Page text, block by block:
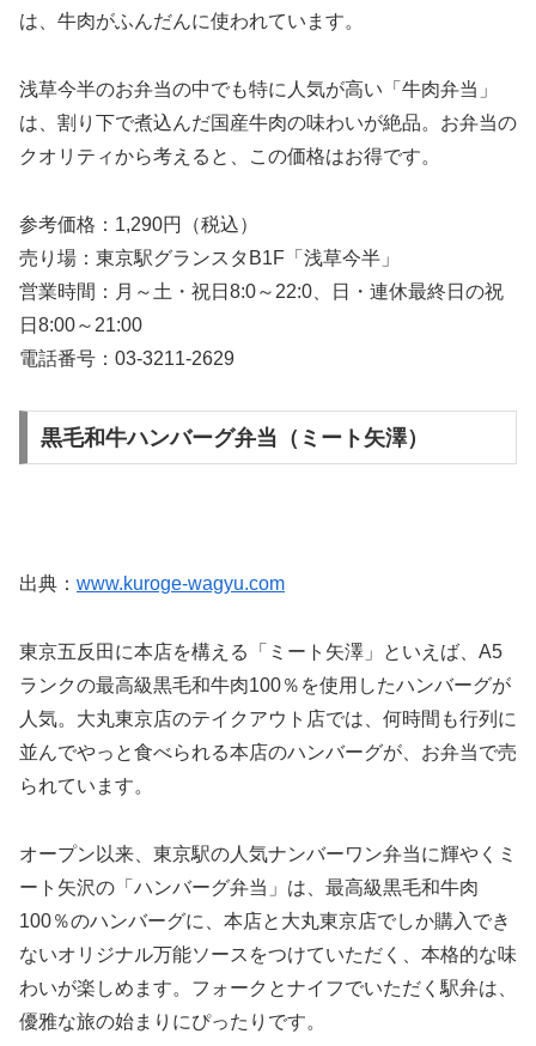
は、牛肉がふんだんに使われています。
浅草今半のお弁当の中でも特に人気が高い「牛肉弁当」
は、割り下で煮込んだ国産牛肉の味わいが絶品。お弁当の
クオリティから考えると、この価格はお得です。
参考価格：1,290円（税込）
売り場：東京駅グランスタB1F「浅草今半」
営業時間：月～土・祝日8:0～22:0、日・連休最終日の祝
日8:00～21:00
電話番号：03-3211-2629
黒毛和牛ハンバーグ弁当（ミート矢澤）
出典： www.kuroge-wagyu.com
東京五反田に本店を構える「ミート矢澤」といえば、A5
ランクの最高級黒毛和牛肉100％を使用したハンバーグが
人気。大丸東京店のテイクアウト店では、何時間も行列に
並んでやっと食べられる本店のハンバーグが、お弁当で売
られています。
オープン以来、東京駅の人気ナンバーワン弁当に輝やくミ
ート矢沢の「ハンバーグ弁当」は、最高級黒毛和牛肉
100％のハンバーグに、本店と大丸東京店でしか購入でき
ないオリジナル万能ソースをつけていただく、本格的な味
わいが楽しめます。フォークとナイフでいただく駅弁は、
優雅な旅の始まりにぴったりです。